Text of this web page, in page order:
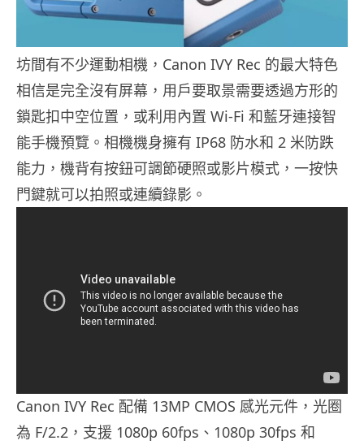
坊間有不少運動相機，Canon IVY Rec 的最大特色
相信是完全沒有屏幕，用戶要取景需要透過方形的
鎖匙扣中空位置，或利用內置 Wi-Fi 和藍牙連接智
能手機預覽。相機機身擁有 IP68 防水和 2 米防跌
能力，機背有按鈕可調節硬照或影片模式，一按快
門鍵就可以拍照或連續錄影。
Canon IVY Rec 配備 13MP CMOS 感光元件，光圈
為 F/2.2，支援 1080p 60fps、1080p 30fps 和